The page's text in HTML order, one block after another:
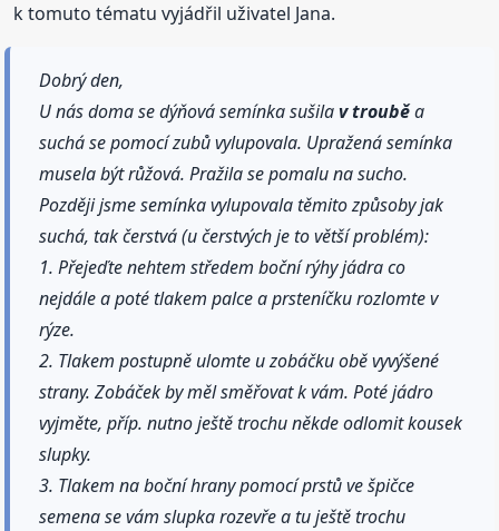
k tomuto tématu vyjádřil uživatel Jana.
Dobrý den,
U nás doma se dýňová semínka sušilav trouběa
suchá se pomocí zubů vylupovala. Upražená semínka
musela být růžová. Pražila se pomalu na sucho.
Později jsme semínka vylupovala těmito způsoby jak
suchá, tak čerstvá (u čerstvých je to větší problém):
1. Přejeďte nehtem středem boční rýhy jádra co
nejdále a poté tlakem palce a prsteníčku rozlomte v
rýze.
2. Tlakem postupně ulomte u zobáčku obě vyvýšené
strany. Zobáček by měl směřovat k vám. Poté jádro
vyjměte, příp. nutno ještě trochu někde odlomit kousek
slupky.
3. Tlakem na boční hrany pomocí prstů ve špičce
semena se vám slupka rozevře a tu ještě trochu